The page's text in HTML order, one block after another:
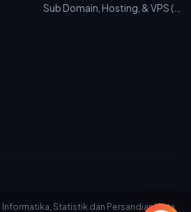
Sub Domain, Hosting, & VPS (…
Statistik dan Persandian Kota